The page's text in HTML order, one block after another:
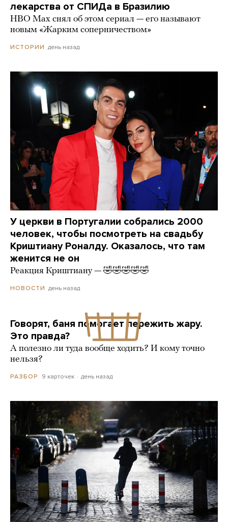
лекарства от СПИДа в Бразилию
HBO Max снял об этом сериал — его называют
новым «Жарким соперничеством»
ИСТОРИИ день назад
У церкви в Португалии собрались 2000
человек, чтобы посмотреть на свадьбу
Криштиану Роналду. Оказалось, что там
женится не он
Реакция Криштиану — 🤣🤣🤣🤣🤣
НОВОСТИ день назад
Говорят, баня помогает пережить жару.
Это правда?
А полезно ли туда вообще ходить? И кому точно
нельзя?
РАЗБОР 9 карточек день назад